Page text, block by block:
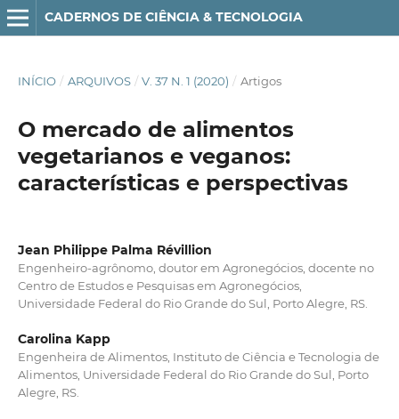
CADERNOS DE CIÊNCIA & TECNOLOGIA
INÍCIO / ARQUIVOS / V. 37 N. 1 (2020) / Artigos
O mercado de alimentos
vegetarianos e veganos:
características e perspectivas
Jean Philippe Palma Révillion
Engenheiro-agrônomo, doutor em Agronegócios, docente no
Centro de Estudos e Pesquisas em Agronegócios,
Universidade Federal do Rio Grande do Sul, Porto Alegre, RS.
Carolina Kapp
Engenheira de Alimentos, Instituto de Ciência e Tecnologia de
Alimentos, Universidade Federal do Rio Grande do Sul, Porto
Alegre, RS.